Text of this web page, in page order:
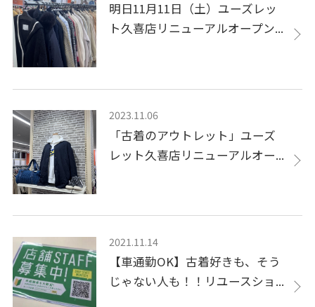
明日11月11日（土）ユーズレッ
ト久喜店リニューアルオープン...
2023.11.06
「古着のアウトレット」ユーズ
レット久喜店リニューアルオー...
2021.11.14
【車通勤OK】古着好きも、そう
じゃない人も！！リユースショ...